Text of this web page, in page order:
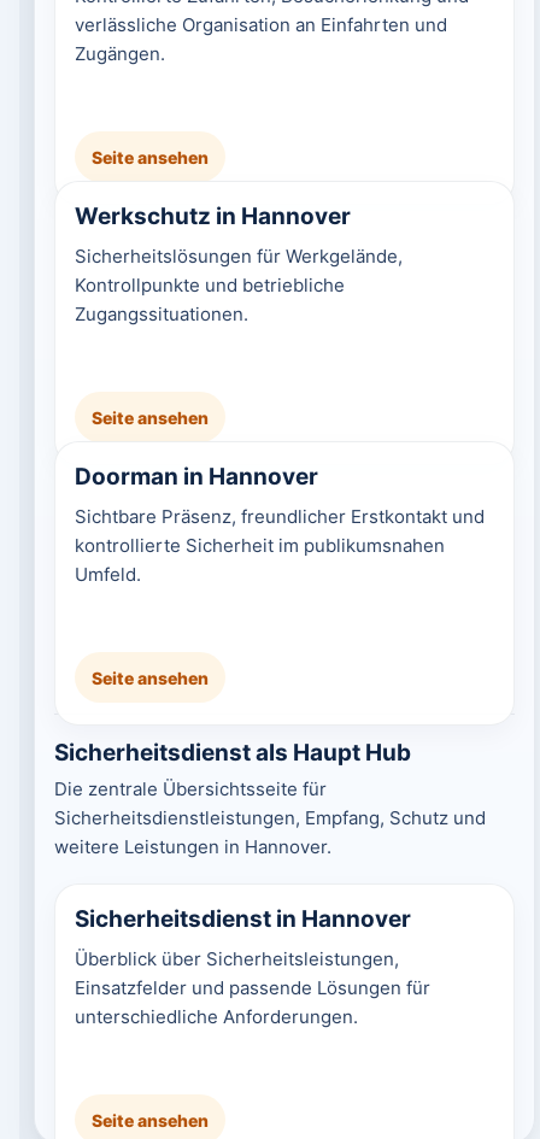
verlässliche Organisation an Einfahrten und
Zugängen.
Seite ansehen
Werkschutz in Hannover
Sicherheitslösungen für Werkgelände,
Kontrollpunkte und betriebliche
Zugangssituationen.
Seite ansehen
Doorman in Hannover
Sichtbare Präsenz, freundlicher Erstkontakt und
kontrollierte Sicherheit im publikumsnahen
Umfeld.
Seite ansehen
Sicherheitsdienst als Haupt Hub
Die zentrale Übersichtsseite für
Sicherheitsdienstleistungen, Empfang, Schutz und
weitere Leistungen in Hannover.
Sicherheitsdienst in Hannover
Überblick über Sicherheitsleistungen,
Einsatzfelder und passende Lösungen für
unterschiedliche Anforderungen.
Seite ansehen